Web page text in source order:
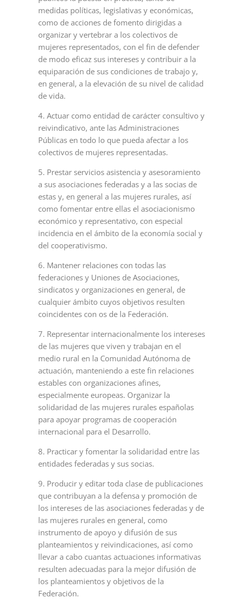
medidas políticas, legislativas y económicas,
como de acciones de fomento dirigidas a
organizar y vertebrar a los colectivos de
mujeres representados, con el fin de defender
de modo eficaz sus intereses y contribuir a la
equiparación de sus condiciones de trabajo y,
en general, a la elevación de su nivel de calidad
de vida.
4. Actuar como entidad de carácter consultivo y
reivindicativo, ante las Administraciones
Públicas en todo lo que pueda afectar a los
colectivos de mujeres representadas.
5. Prestar servicios asistencia y asesoramiento
a sus asociaciones federadas y a las socias de
estas y, en general a las mujeres rurales, así
como fomentar entre ellas el asociacionismo
económico y representativo, con especial
incidencia en el ámbito de la economía social y
del cooperativismo.
6. Mantener relaciones con todas las
federaciones y Uniones de Asociaciones,
sindicatos y organizaciones en general, de
cualquier ámbito cuyos objetivos resulten
coincidentes con os de la Federación.
7. Representar internacionalmente los intereses
de las mujeres que viven y trabajan en el
medio rural en la Comunidad Autónoma de
actuación, manteniendo a este fin relaciones
estables con organizaciones afines,
especialmente europeas. Organizar la
solidaridad de las mujeres rurales españolas
para apoyar programas de cooperación
internacional para el Desarrollo.
8. Practicar y fomentar la solidaridad entre las
entidades federadas y sus socias.
9. Producir y editar toda clase de publicaciones
que contribuyan a la defensa y promoción de
los intereses de las asociaciones federadas y de
las mujeres rurales en general, como
instrumento de apoyo y difusión de sus
planteamientos y reivindicaciones, así como
llevar a cabo cuantas actuaciones informativas
resulten adecuadas para la mejor difusión de
los planteamientos y objetivos de la
Federación.